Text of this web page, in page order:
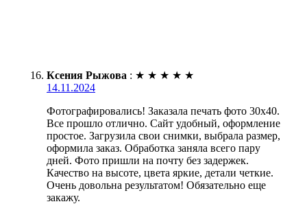
Ксения Рыжова : ★ ★ ★ ★ ★
14.11.2024
Фотографировались! Заказала печать фото 30х40.
Все прошло отлично. Сайт удобный, оформление
простое. Загрузила свои снимки, выбрала размер,
оформила заказ. Обработка заняла всего пару
дней. Фото пришли на почту без задержек.
Качество на высоте, цвета яркие, детали четкие.
Очень довольна результатом! Обязательно еще
закажу.